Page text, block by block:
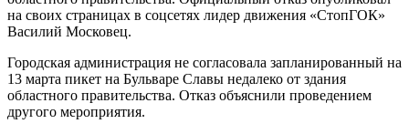
на своих страницах в соцсетях лидер движения «СтопГОК»
Василий Московец.
Городская администрация не согласовала запланированный на
13 марта пикет на Бульваре Славы недалеко от здания
областного правительства. Отказ объяснили проведением
другого мероприятия.